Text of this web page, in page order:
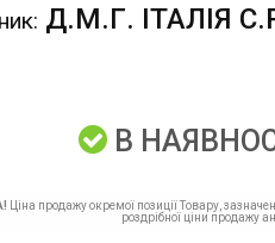
Д.М.Г. ІТАЛІЯ
В
Ціна продажу окремої позиції Товару,
роздрібної ціни продажу